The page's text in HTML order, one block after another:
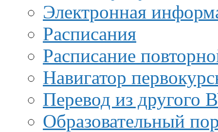
Электронная
Расписания
Расписание
Навигатор
Перевод из другого
Образовательный